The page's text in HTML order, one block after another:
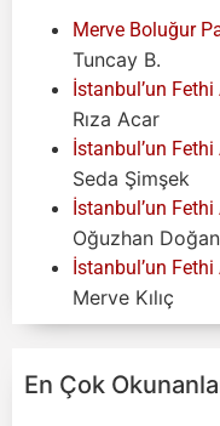
Merve Boluğur
Tuncay B.
İstanbul’un Fethi
Rıza Acar
İstanbul’un Fethi
Seda Şimşek
İstanbul’un Fethi
Oğuzhan Doğan
İstanbul’un Fethi
Merve Kılıç
En Çok